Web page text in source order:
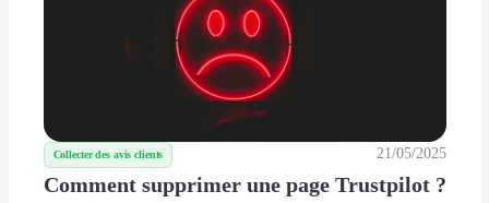
Collecter des avis clients 21/05/2025
Comment supprimer une page Trustpilot ?